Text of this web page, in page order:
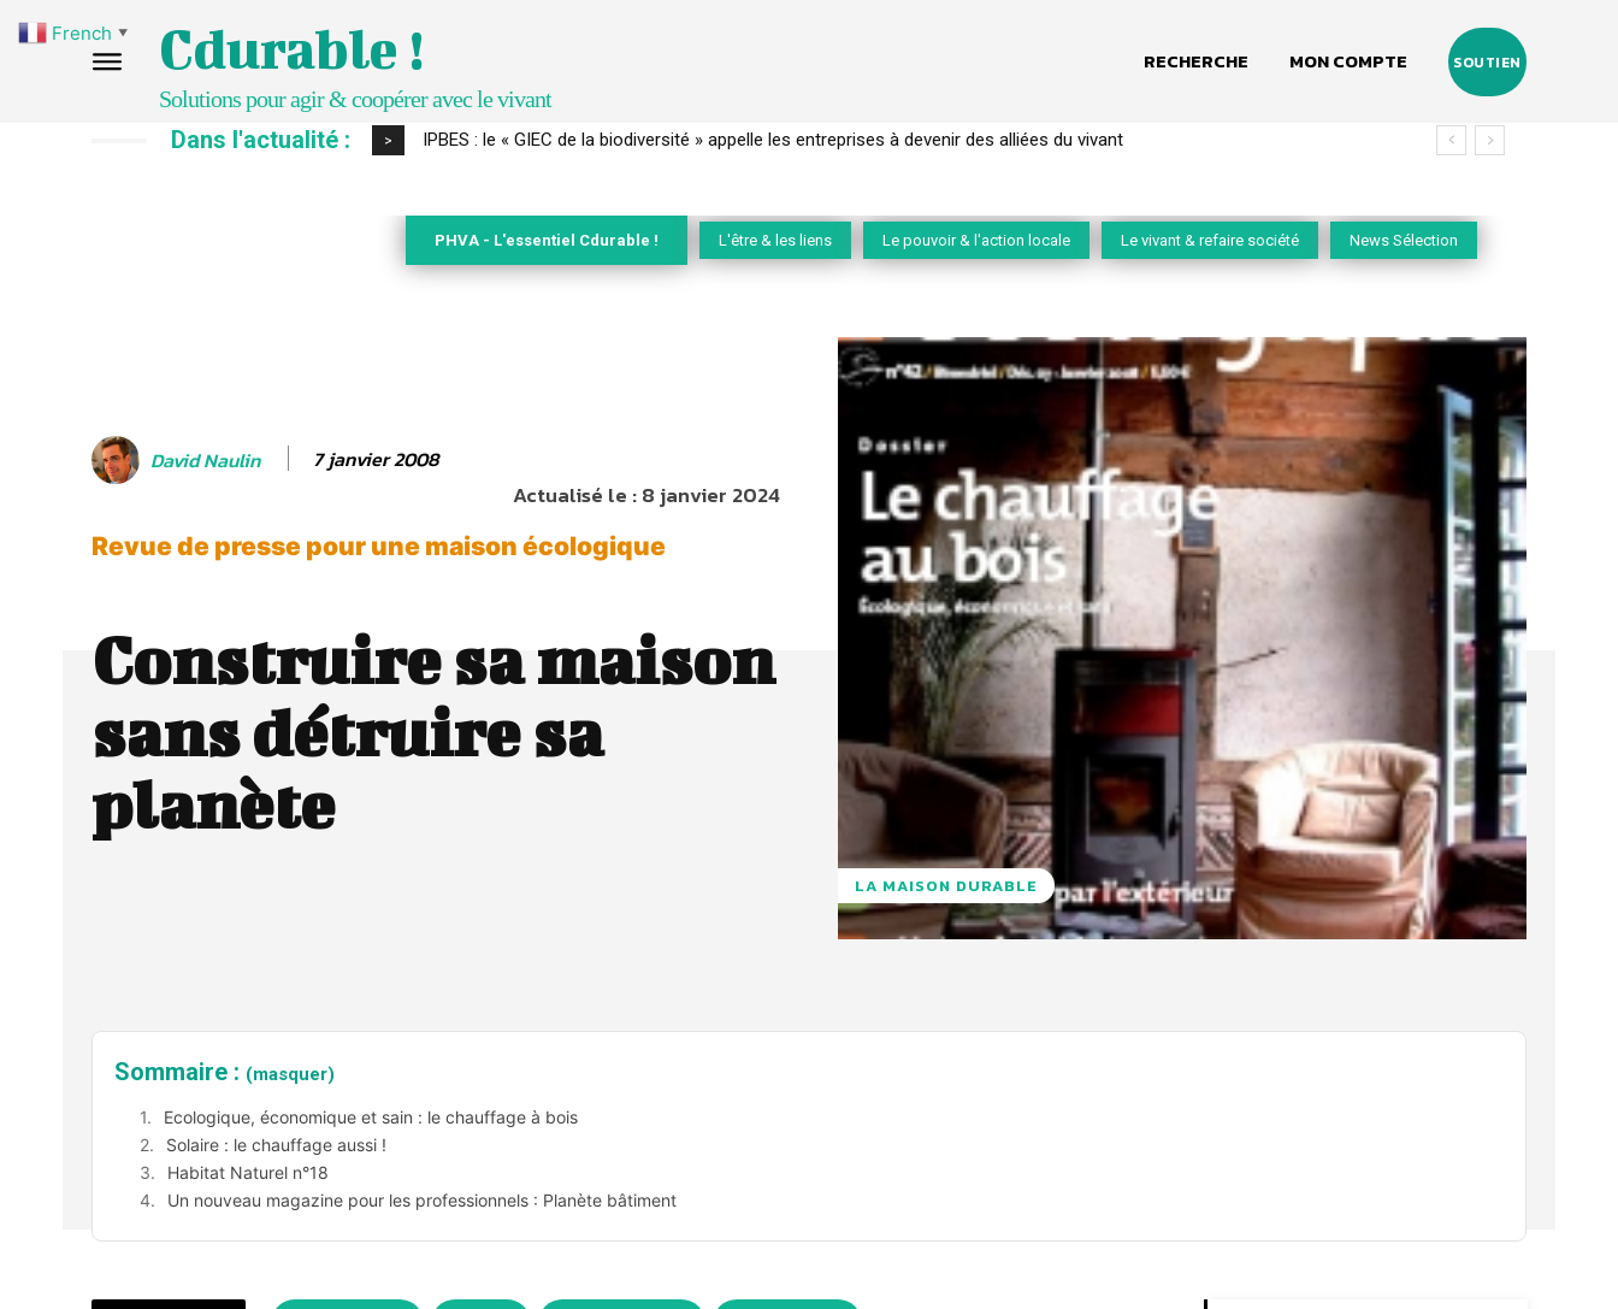
Cdurable !
Solutions pour agir & coopérer avec le vivant
RECHERCHE MON COMPTE SOUTIEN
Dans l'actualité : > Comment le sol français a perdu sa mémoire hydrique et déréglé tout le territoire (2020-2026)
PHVA - L'essentiel Cdurable ! L'être & les liens Le pouvoir & l'action locale Le vivant & refaire société News Sélection
David Naulin 7 janvier 2008
Actualisé le :8 janvier 2024
Revue de presse pour une maison écologique
Construire sa maison
sans détruire sa
planète
LA MAISON DURABLE
Sommaire : (masquer)
Ecologique, économique et sain : le chauffage à bois
Solaire : le chauffage aussi !
Habitat Naturel n°18
Un nouveau magazine pour les professionnels : Planète bâtiment
French ▼